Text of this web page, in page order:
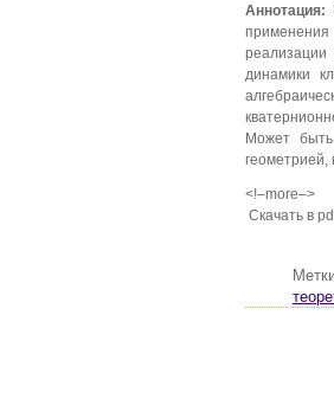
Аннотация:
реализации
динамики
Может быть
геометрией,
<!–more–>
Скачать в